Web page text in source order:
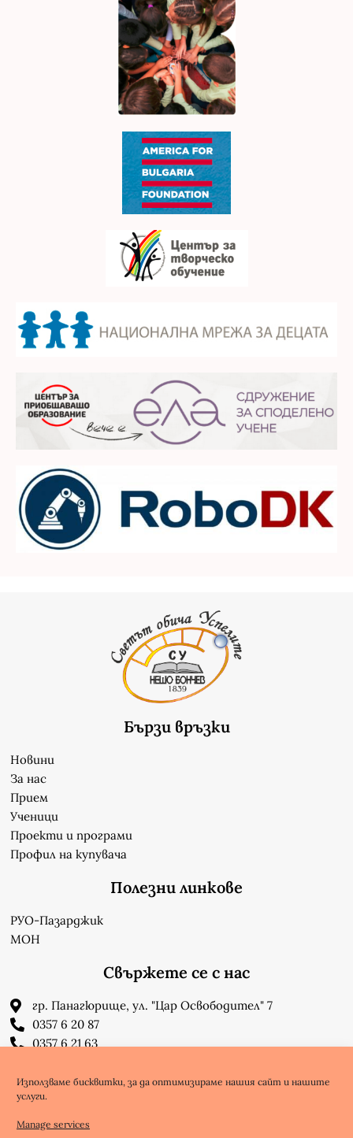
Използваме бисквитки, за да оптимизираме нашия сайт и нашите
услуги.
Manage services
Бързи връзки
Новини
За нас
Прием
Ученици
Проекти и програми
Профил на купувача
Полезни линкове
РУО-Пазарджик
МОН
Свържете се с нас
гр. Панагюрище, ул. "Цар Освободител" 7
0357 6 20 87
0357 6 21 63
info-1302623@edu.mon.bg
Facebook
Youtube